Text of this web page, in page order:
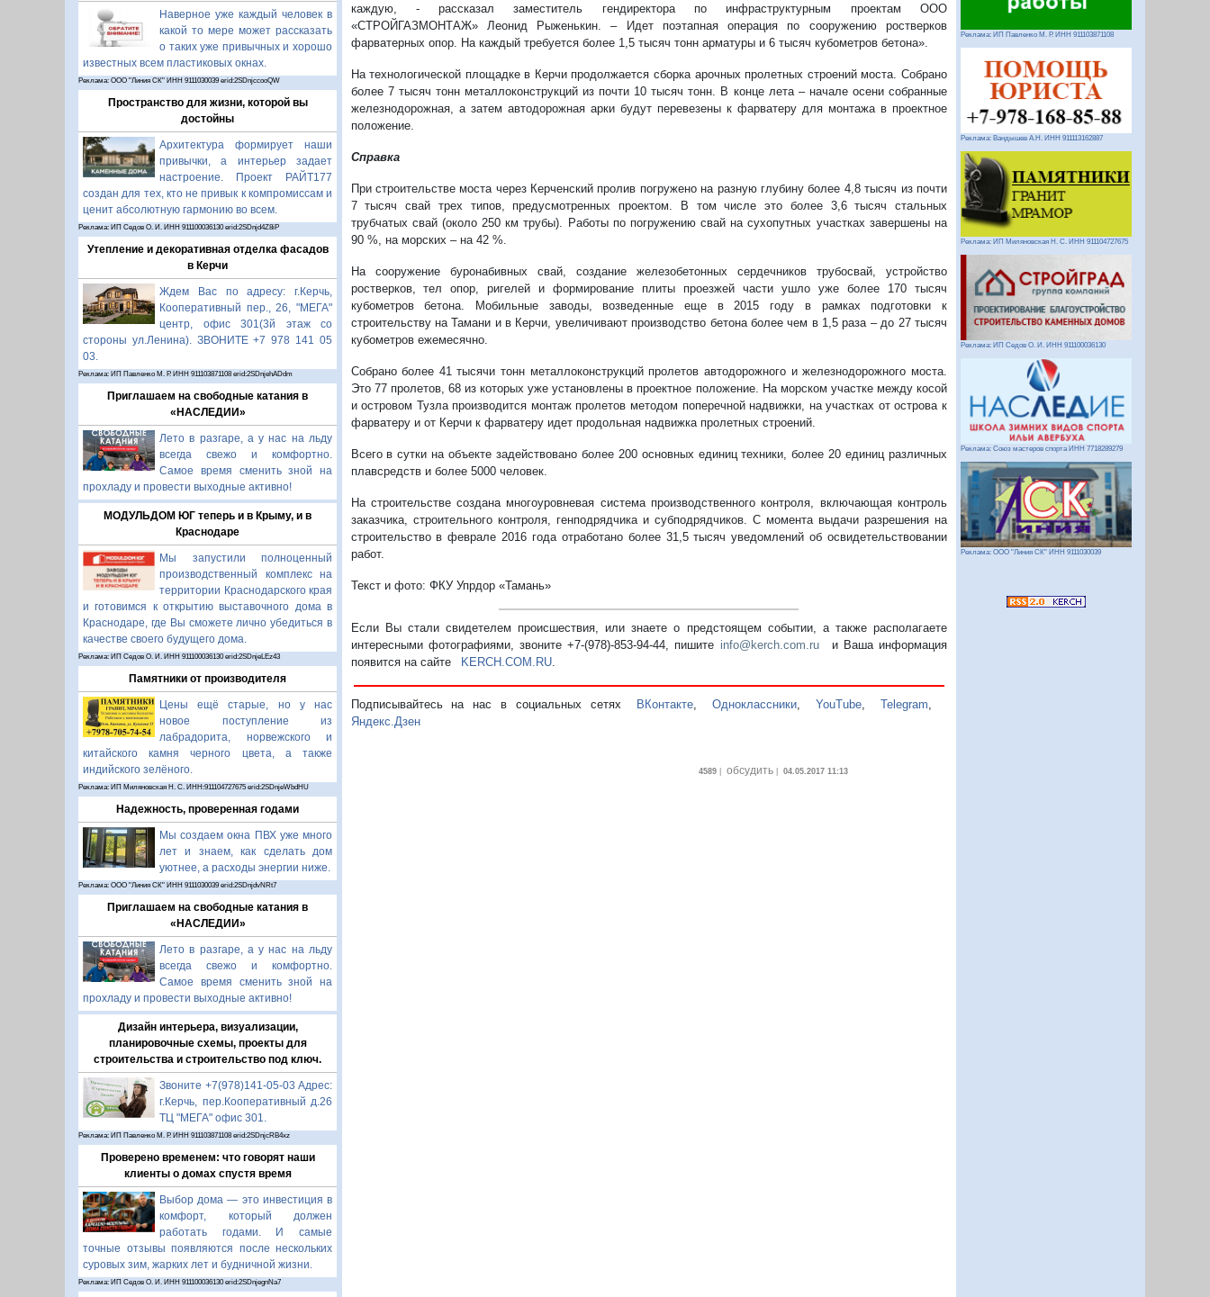
Наверное уже каждый человек в
какой то мере может рассказать
о таких уже привычных и хорошо
известных всем пластиковых окнах.
Реклама: ООО "Линия СК" ИНН 9111030039 erid:2SDnjccooQW
Пространство для жизни, которой вы
достойны
Архитектура формирует наши
привычки, а интерьер задает
настроение. Проект РАЙТ177
создан для тех, кто не привык к компромиссам и
ценит абсолютную гармонию во всем.
Реклама: ИП Седов О. И. ИНН 911100036130 erid:2SDnjd4Z8iP
Утепление и декоративная отделка фасадов
в Керчи
Ждем Вас по адресу: г.Керчь,
Кооперативный пер., 26, "МЕГА"
центр, офис 301(3й этаж со
стороны ул.Ленина). ЗВОНИТЕ +7 978 141 05
03.
Реклама: ИП Павленко М. Р. ИНН 911103871108 erid:2SDnjehADdm
Приглашаем на свободные катания в
«НАСЛЕДИИ»
Лето в разгаре, а у нас на льду
всегда свежо и комфортно.
Самое время сменить зной на
прохладу и провести выходные активно!
МОДУЛЬДОМ ЮГ теперь и в Крыму, и в
Краснодаре
Мы запустили полноценный
производственный комплекс на
территории Краснодарского края
и готовимся к открытию выставочного дома в
Краснодаре, где Вы сможете лично убедиться в
качестве своего будущего дома.
Реклама: ИП Седов О. И. ИНН 911100036130 erid:2SDnjeLEz43
Памятники от производителя
Цены ещё старые, но у нас
новое поступление из
лабрадорита, норвежского и
китайского камня черного цвета, а также
индийского зелёного.
Реклама: ИП Миляновская Н. С. ИНН:911104727675 erid:2SDnjeWbdHU
Надежность, проверенная годами
Мы создаем окна ПВХ уже много
лет и знаем, как сделать дом
уютнее, а расходы энергии ниже.
Реклама: ООО "Линия СК" ИНН 9111030039 erid:2SDnjdvNRt7
Приглашаем на свободные катания в
«НАСЛЕДИИ»
Лето в разгаре, а у нас на льду
всегда свежо и комфортно.
Самое время сменить зной на
прохладу и провести выходные активно!
Дизайн интерьера, визуализации,
планировочные схемы, проекты для
строительства и строительство под ключ.
Звоните +7(978)141-05-03 Адрес:
г.Керчь, пер.Кооперативный д.26
ТЦ "МЕГА" офис 301.
Реклама: ИП Павленко М. Р. ИНН 911103871108 erid:2SDnjcRB4xz
Проверено временем: что говорят наши
клиенты о домах спустя время
Выбор дома — это инвестиция в
комфорт, который должен
работать годами. И самые
точные отзывы появляются после нескольких
суровых зим, жарких лет и будничной жизни.
Реклама: ИП Седов О. И. ИНН 911100036130 erid:2SDnjegnNa7
каждую, - рассказал заместитель гендиректора по инфраструктурным проектам ООО
«СТРОЙГАЗМОНТАЖ» Леонид Рыженькин. – Идет поэтапная операция по сооружению ростверков
фарватерных опор. На каждый требуется более 1,5 тысяч тонн арматуры и 6 тысяч кубометров бетона».
На технологической площадке в Керчи продолжается сборка арочных пролетных строений моста. Собрано
более 7 тысяч тонн металлоконструкций из почти 10 тысяч тонн. В конце лета – начале осени собранные
железнодорожная, а затем автодорожная арки будут перевезены к фарватеру для монтажа в проектное
положение.
Справка
При строительстве моста через Керченский пролив погружено на разную глубину более 4,8 тысяч из почти
7 тысяч свай трех типов, предусмотренных проектом. В том числе это более 3,6 тысяч стальных
трубчатых свай (около 250 км трубы). Работы по погружению свай на сухопутных участках завершены на
90 %, на морских – на 42 %.
На сооружение буронабивных свай, создание железобетонных сердечников трубосвай, устройство
ростверков, тел опор, ригелей и формирование плиты проезжей части ушло уже более 170 тысяч
кубометров бетона. Мобильные заводы, возведенные еще в 2015 году в рамках подготовки к
строительству на Тамани и в Керчи, увеличивают производство бетона более чем в 1,5 раза – до 27 тысяч
кубометров ежемесячно.
Собрано более 41 тысячи тонн металлоконструкций пролетов автодорожного и железнодорожного моста.
Это 77 пролетов, 68 из которых уже установлены в проектное положение. На морском участке между косой
и островом Тузла производится монтаж пролетов методом поперечной надвижки, на участках от острова к
фарватеру и от Керчи к фарватеру идет продольная надвижка пролетных строений.
Всего в сутки на объекте задействовано более 200 основных единиц техники, более 20 единиц различных
плавсредств и более 5000 человек.
На строительстве создана многоуровневая система производственного контроля, включающая контроль
заказчика, строительного контроля, генподрядчика и субподрядчиков. С момента выдачи разрешения на
строительство в феврале 2016 года отработано более 31,5 тысяч уведомлений об освидетельствовании
работ.
Текст и фото: ФКУ Упрдор «Тамань»
Если Вы стали свидетелем происшествия, или знаете о предстоящем событии, а также располагаете
интересными фотографиями, звоните +7-(978)-853-94-44, пишите info@kerch.com.ru и Ваша информация
появится на сайте KERCH.COM.RU.
Подписывайтесь на нас в социальных сетях ВКонтакте Одноклассники ,YouTube ,Telegram
Яндекс.Дзен
4589| обсудить| 04.05.2017 11:13
Реклама: ИП Павленко М. Р. ИНН 911103871108
Реклама: Вандышев А.Н. ИНН 911113162887
Реклама: ИП Миляновская Н. С. ИНН 911104727675
Реклама: ИП Седов О. И. ИНН 911100036130
Реклама: Союз мастеров спорта ИНН 7718289279
Реклама: ООО "Линия СК" ИНН 9111030039